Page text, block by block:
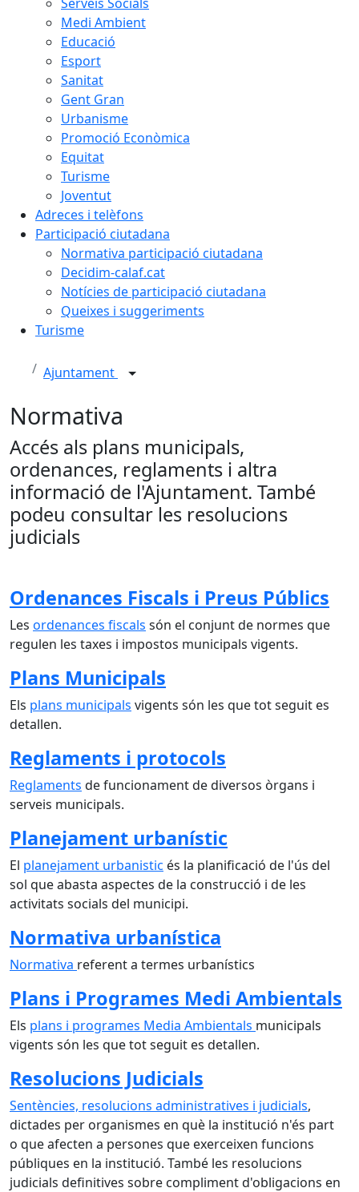
Medi Ambient
Educació
Esport
Sanitat
Gent Gran
Urbanisme
Promoció Econòmica
Equitat
Turisme
Joventut
Adreces i telèfons
Participació ciutadana
Normativa participació ciutadana
Decidim-calaf.cat
Notícies de participació ciutadana
Queixes i suggeriments
Turisme
Ajuntament
Normativa
Accés als plans municipals,
ordenances, reglaments i altra
informació de l'Ajuntament. També
podeu consultar les resolucions
judicials
Ordenances Fiscals i Preus Públics
Les ordenances fiscals són el conjunt de normes que
regulen les taxes i impostos municipals vigents.
Plans Municipals
Els plans municipals vigents són les que tot seguit es
detallen.
Reglaments i protocols
Reglaments de funcionament de diversos òrgans i
serveis municipals.
Planejament urbanístic
El planejament urbanistic és la planificació de l'ús del
sol que abasta aspectes de la construcció i de les
activitats socials del municipi.
Normativa urbanística
Normativa referent a termes urbanístics
Plans i Programes Medi Ambientals
Els plans i programes Media Ambientals municipals
vigents són les que tot seguit es detallen.
Resolucions Judicials
Sentències, resolucions administratives i judicials,
dictades per organismes en què la institució n'és part
o que afecten a persones que exerceixen funcions
públiques en la institució. També les resolucions
judicials definitives sobre compliment d'obligacions en